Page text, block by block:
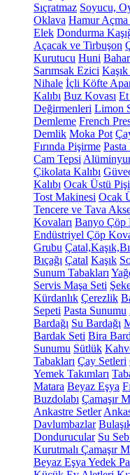
Sıçratmaz Soyucu,
Oklava Hamur Açma
Elek Dondurma
Açacak ve Tirbuşon
Kurutucu Huni
Sarımsak Ezici
Nihale İçli Köfte
Kalıbı Buz Kovası
Değirmenleri Limon
Demleme French
Demlik Moka Pot
Fırında Pişirme Pasta
Cam Tepsi
Çikolata Kalıbı
Kalıbı Ocak Üstü
Tost Makinesi Ocak
Tencere ve Tava
Kovaları Banyo Çöp
Endüstriyel Çöp
Grubu
Bıçağı Çatal Kaşık
Sunum Tabakları
Servis Maşa Seti
Kürdanlık Çerezlik
Sepeti Pasta Sunumu
Bardağı Su Bardağı
Bardak Seti Bira
Sunumu Sütlük
Tabakları Çay Setleri
Yemek Takımları
Matara Beyaz Eşya
Buzdolabı Çamaşır
Ankastre Setler
Davlumbazlar
Dondurucular Su
Kurutmalı Çamaşır
Beyaz Eşya Yedek